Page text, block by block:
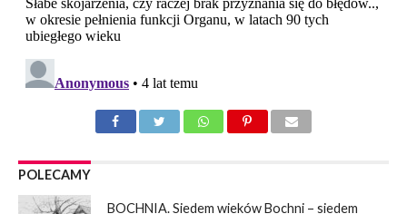
POLECAMY
BOCHNIA. Siedem wieków Bochni – siedem